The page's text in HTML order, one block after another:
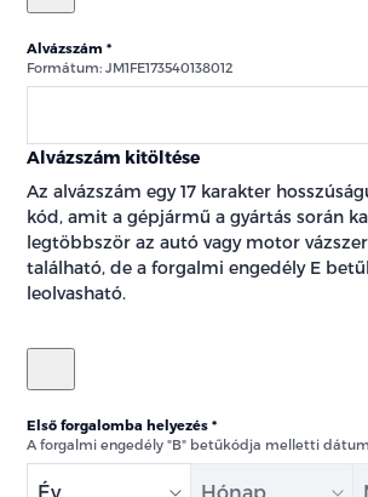
Alvázszám
Formátum: JM1FE173540138012
Alvázszám kitöltése
Az alvázszám egy 17 karakter
kód, amit a gépjármű a gyártás során
legtöbbször az autó vagy motor
található, de a forgalmi engedély E
leolvasható.
Első forgalomba helyezés
A forgalmi engedély "B" betűkódja melletti dátum